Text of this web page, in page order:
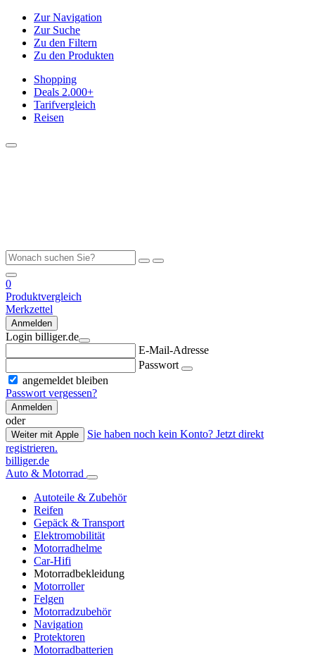
Zur Navigation
Zur Suche
Zu den Filtern
Zu den Produkten
Shopping
Deals 2.000+
Tarifvergleich
Reisen
0
Produktvergleich
Merkzettel
Anmelden
Login billiger.de
E-Mail-Adresse
Passwort
angemeldet bleiben
Passwort vergessen?
Anmelden
oder
Weiter mit Apple
Sie haben noch kein Konto? Jetzt direkt
registrieren.
billiger.de
Auto & Motorrad
Autoteile & Zubehör
Reifen
Gepäck & Transport
Elektromobilität
Motorradhelme
Car-Hifi
Motorradbekleidung
Motorroller
Felgen
Motorradzubehör
Navigation
Protektoren
Motorradbatterien